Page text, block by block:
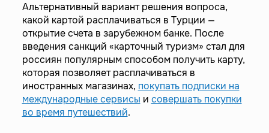
Альтернативный вариант решения вопроса,
какой картой расплачиваться в Турции —
открытие счета в зарубежном банке. После
введения санкций «карточный туризм» стал для
россиян популярным способом получить карту,
которая позволяет расплачиваться в
иностранных магазинах, покупать подписки на
международные сервисы и совершать покупки
во время путешествий.